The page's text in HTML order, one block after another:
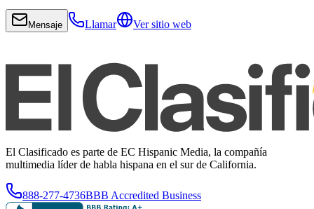
Mensaje Llamar Ver sitio web
El Clasificado es parte de EC Hispanic Media, la compañía
multimedia líder de habla hispana en el sur de California.
888-277-4736BBB Accredited Business